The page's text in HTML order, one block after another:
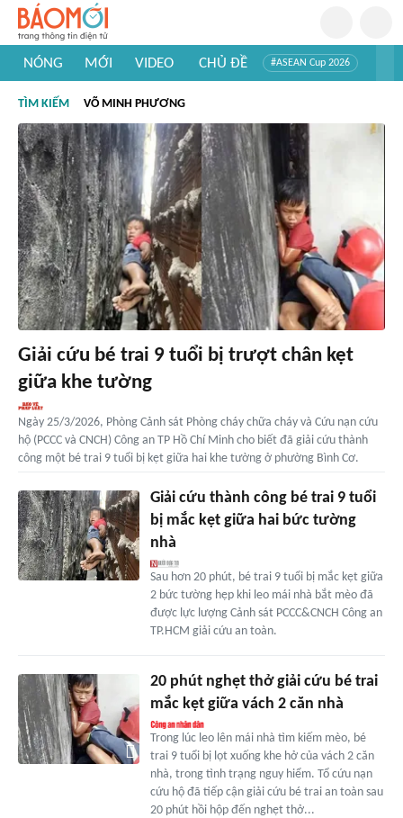
NÓNG MỚI VIDEO CHỦ ĐỀ #ASEAN Cup 2026
#Khám phá thế giới
TÌM KIẾM VÕ MINH PHƯƠNG
Giải cứu bé trai 9 tuổi bị trượt chân kẹt
giữa khe tường
Ngày 25/3/2026, Phòng Cảnh sát Phòng cháy chữa cháy và Cứu nạn cứu
hộ (PCCC và CNCH) Công an TP Hồ Chí Minh cho biết đã giải cứu thành
công một bé trai 9 tuổi bị kẹt giữa hai khe tường ở phường Bình Cơ.
Giải cứu thành công bé trai 9 tuổi
bị mắc kẹt giữa hai bức tường
nhà
Sau hơn 20 phút, bé trai 9 tuổi bị mắc kẹt giữa
2 bức tường hẹp khi leo mái nhà bắt mèo đã
được lực lượng Cảnh sát PCCC&CNCH Công an
TP.HCM giải cứu an toàn.
20 phút nghẹt thở giải cứu bé trai
mắc kẹt giữa vách 2 căn nhà
Trong lúc leo lên mái nhà tìm kiếm mèo, bé
trai 9 tuổi bị lọt xuống khe hở của vách 2 căn
nhà, trong tình trạng nguy hiểm. Tổ cứu nạn
cứu hộ đã tiếp cận giải cứu bé trai an toàn sau
20 phút hồi hộp đến nghẹt thở...